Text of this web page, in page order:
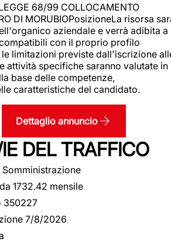
68/99 COLLOCAMENTO
DI MORUBIOPosizioneLa risorsa
aziendale e verrà adibita a
con il proprio profilo
limitazioni previste dall'iscrizione
attività specifiche saranno valutate in
base delle competenze,
caratteristiche del candidato.
Dettaglio annuncio
DEL TRAFFICO
Somministrazione
1732.42 mensile
350227
7/8/2026